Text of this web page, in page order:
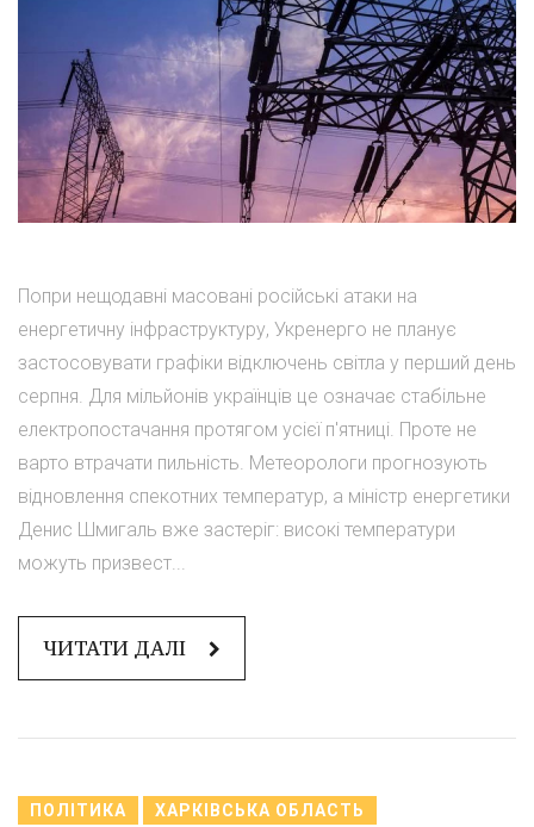
Попри нещодавні масовані російські атаки на
енергетичну інфраструктуру, Укренерго не планує
застосовувати графіки відключень світла у перший день
серпня. Для мільйонів українців це означає стабільне
електропостачання протягом усієї п'ятниці. Проте не
варто втрачати пильність. Метеорологи прогнозують
відновлення спекотних температур, а міністр енергетики
Денис Шмигаль вже застеріг: високі температури
можуть призвест...
ЧИТАТИ ДАЛІ
ПОЛІТИКА ХАРКІВСЬКА ОБЛАСТЬ